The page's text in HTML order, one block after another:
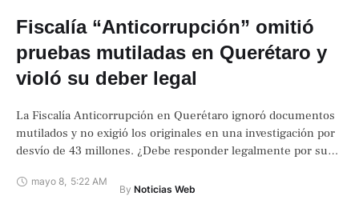
Fiscalía “Anticorrupción” omitió
pruebas mutiladas en Querétaro y
violó su deber legal
La Fiscalía Anticorrupción en Querétaro ignoró documentos
mutilados y no exigió los originales en una investigación por
desvío de 43 millones. ¿Debe responder legalmente por su
mayo 8, 5:22 AM
By Noticias Web